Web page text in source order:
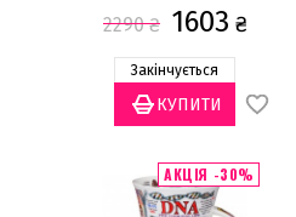
2290₴ 1603 ₴
Закінчується
АКЦІЯ -30%